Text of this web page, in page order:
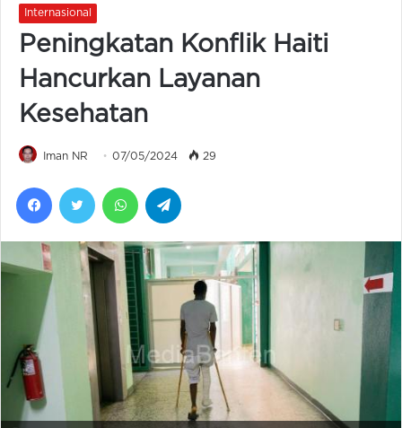
Internasional
Peningkatan Konflik Haiti
Hancurkan Layanan
Kesehatan
Iman NR 07/05/2024 29
FacebookTwitter WhatsApp